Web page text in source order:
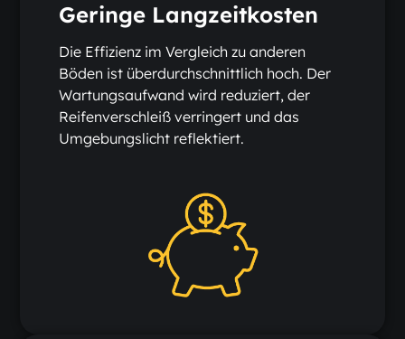
Geringe Langzeitkosten
Die Effizienz im Vergleich zu anderen
Böden ist überdurchschnittlich hoch. Der
Wartungsaufwand wird reduziert, der
Reifenverschleiß verringert und das
Umgebungslicht reflektiert.